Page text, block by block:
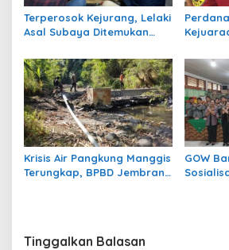
Terperosok Kejurang, Lelaki
Asal Subaya Ditemukan
Pohon Juwet
Bali
Krisis Air Pangkung Manggis
Terungkap, BPBD Jembrana
GOW
Tinggalkan Balasan